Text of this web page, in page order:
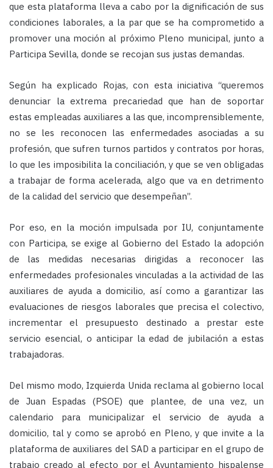
que esta plataforma lleva a cabo por la dignificación de sus
condiciones laborales, a la par que se ha comprometido a
promover una moción al próximo Pleno municipal, junto a
Participa Sevilla, donde se recojan sus justas demandas.
Según ha explicado Rojas, con esta iniciativa “queremos
denunciar la extrema precariedad que han de soportar
estas empleadas auxiliares a las que, incomprensiblemente,
no se les reconocen las enfermedades asociadas a su
profesión, que sufren turnos partidos y contratos por horas,
lo que les imposibilita la conciliación, y que se ven obligadas
a trabajar de forma acelerada, algo que va en detrimento
de la calidad del servicio que desempeñan”.
Por eso, en la moción impulsada por IU, conjuntamente
con Participa, se exige al Gobierno del Estado la adopción
de las medidas necesarias dirigidas a reconocer las
enfermedades profesionales vinculadas a la actividad de las
auxiliares de ayuda a domicilio, así como a garantizar las
evaluaciones de riesgos laborales que precisa el colectivo,
incrementar el presupuesto destinado a prestar este
servicio esencial, o anticipar la edad de jubilación a estas
trabajadoras.
Del mismo modo, Izquierda Unida reclama al gobierno local
de Juan Espadas (PSOE) que plantee, de una vez, un
calendario para municipalizar el servicio de ayuda a
domicilio, tal y como se aprobó en Pleno, y que invite a la
plataforma de auxiliares del SAD a participar en el grupo de
trabajo creado al efecto por el Ayuntamiento hispalense